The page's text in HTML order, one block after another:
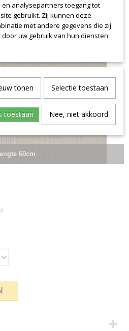
60cm
analysepartners toegang tot
gebruikt. Zij kunnen deze
met andere gegevens die zij
uw gebruik van hun diensten
tonen Selectie toestaan
toestaan Nee, niet akkoord